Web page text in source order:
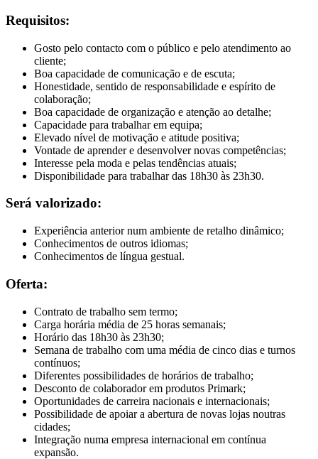
Requisitos:
Gosto pelo contacto com o público e pelo atendimento ao
cliente;
Boa capacidade de comunicação e de escuta;
Honestidade, sentido de responsabilidade e espírito de
colaboração;
Boa capacidade de organização e atenção ao detalhe;
Capacidade para trabalhar em equipa;
Elevado nível de motivação e atitude positiva;
Vontade de aprender e desenvolver novas competências;
Interesse pela moda e pelas tendências atuais;
Disponibilidade para trabalhar das 18h30 às 23h30.
Será valorizado:
Experiência anterior num ambiente de retalho dinâmico;
Conhecimentos de outros idiomas;
Conhecimentos de língua gestual.
Oferta:
Contrato de trabalho sem termo;
Carga horária média de 25 horas semanais;
Horário das 18h30 às 23h30;
Semana de trabalho com uma média de cinco dias e turnos
contínuos;
Diferentes possibilidades de horários de trabalho;
Desconto de colaborador em produtos Primark;
Oportunidades de carreira nacionais e internacionais;
Possibilidade de apoiar a abertura de novas lojas noutras
cidades;
Integração numa empresa internacional em contínua
expansão.